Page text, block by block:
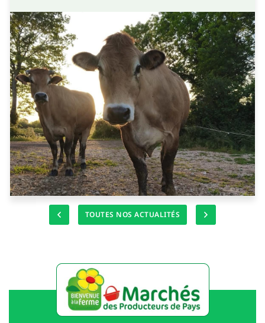
- Colis Classique de 5 ou 10 kg de Vache Parthenaise 🐮
- Colis Grillades de 5 ou 10kg de Vache Parthenaise 🐮
Pour plus de renseignements contactez nous :
- par mail : lafermedesalleuds79@orange.fr
- via notre site internet : www.lafermedesalleuds.com
Dernier délai de commande : Vendredi 19 Juin
Bonne fin de semaine ☀
La Ferme des Alleuds 🐮 🐷 🐂
TOUTES NOS ACTUALITÉS